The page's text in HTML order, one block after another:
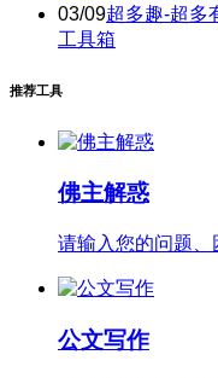
03/09超多趣-超多
工具箱
推荐工具
佛主解惑
请输入您的问题、
公文写作